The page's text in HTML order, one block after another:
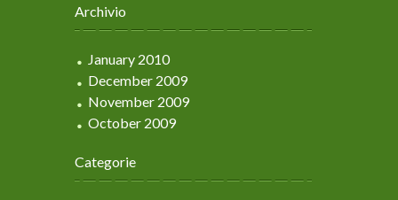
Archivio
January 2010
December 2009
November 2009
October 2009
Categorie